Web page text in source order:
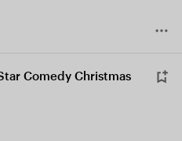
Comedy Christmas